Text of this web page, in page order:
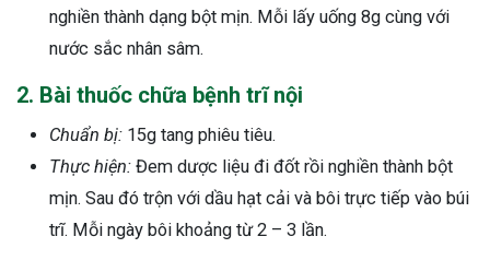
nghiền thành dạng bột mịn. Mỗi lấy uống 8g cùng với
nước sắc nhân sâm.
2. Bài thuốc chữa bệnh trĩ nội
Chuẩn bị: 15g tang phiêu tiêu.
Thực hiện: Đem dược liệu đi đốt rồi nghiền thành bột
mịn. Sau đó trộn với dầu hạt cải và bôi trực tiếp vào búi
trĩ. Mỗi ngày bôi khoảng từ 2 – 3 lần.